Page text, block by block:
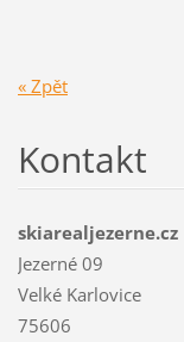
« Zpět
Kontakt
skiarealjezerne.cz
Jezerné 09
Velké Karlovice
75606